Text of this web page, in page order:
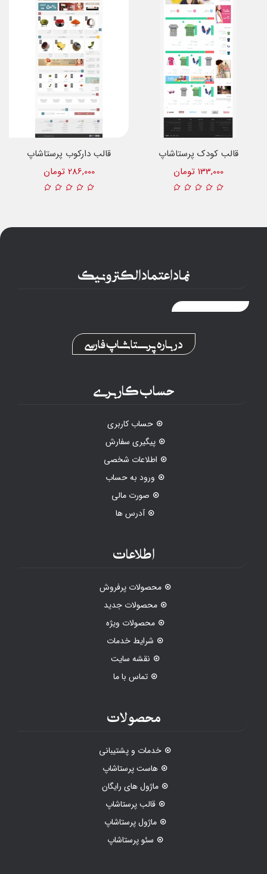
قالب دارکوب پرستاشاپ
286,000 تومان
قالب کودک پرستاشاپ
133,000 تومان
نماد اعتماد الکترونیک
درباره پرستاشاپ فارسی
حساب کاربری
حساب کاربری
پیگیری سفارش
اطلاعات شخصی
ورود به حساب
صورت مالی
آدرس ها
اطلاعات
محصولات پرفروش
محصولات جدید
محصولات ویژه
شرایط خدمات
نقشه سایت
تماس با ما
محصولات
خدمات و پشتیبانی
هاست پرستاشاپ
ماژول های رایگان
قالب پرستاشاپ
ماژول پرستاشاپ
سئو پرستاشاپ